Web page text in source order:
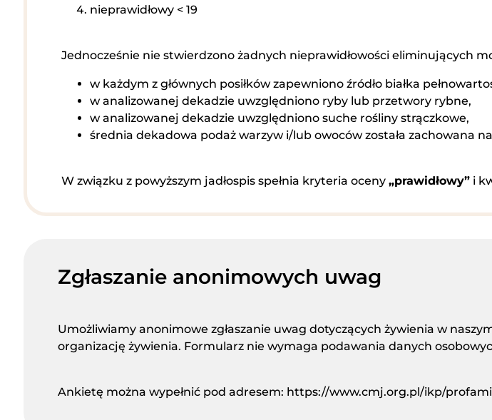
nieprawidłowy < 19
Jednocześnie nie stwierdzono żadnych nieprawidłowości eliminujących
w każdym z głównych posiłków zapewniono źródło białka
w analizowanej dekadzie uwzględniono ryby lub przetwory rybne,
w analizowanej dekadzie uwzględniono suche rośliny strączkowe,
średnia dekadowa podaż warzyw i/lub owoców została zachowana
W związku z powyższym jadłospis spełnia kryteria oceny „prawidłowy”i
Zgłaszanie anonimowych uwag
Umożliwiamy anonimowe zgłaszanie uwag dotyczących żywienia w
organizację żywienia. Formularz nie wymaga podawania danych
Ankietę można wypełnić pod adresem: https://www.cmj.org.pl/ikp/